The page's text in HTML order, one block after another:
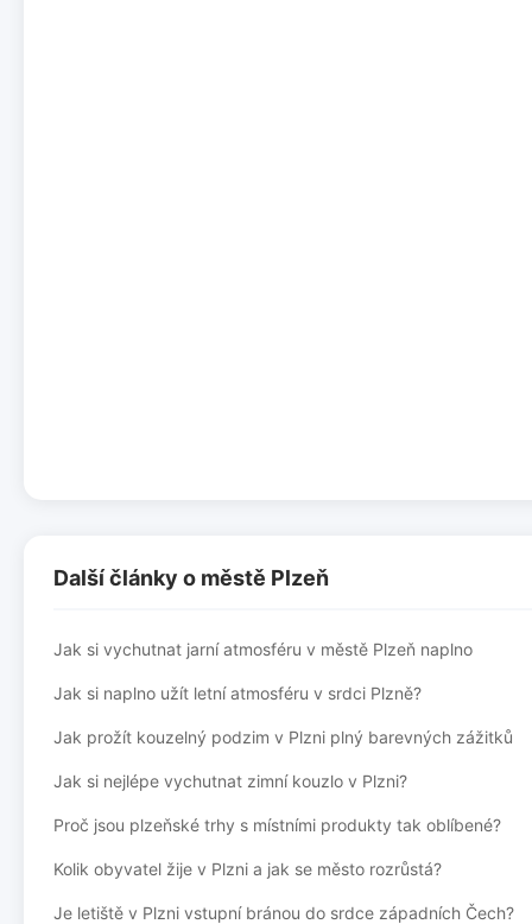
Další články o městě Plzeň
Jak si vychutnat jarní atmosféru v městě Plzeň naplno
Jak si naplno užít letní atmosféru v srdci Plzně?
Jak prožít kouzelný podzim v Plzni plný barevných zážitků
Jak si nejlépe vychutnat zimní kouzlo v Plzni?
Proč jsou plzeňské trhy s místními produkty tak oblíbené?
Kolik obyvatel žije v Plzni a jak se město rozrůstá?
Je letiště v Plzni vstupní bránou do srdce západních Čech?